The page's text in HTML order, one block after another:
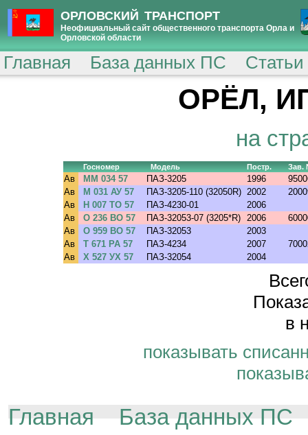
ОРЛОВСКИЙ ТРАНСПОРТ
Неофициальный сайт общественного транспорта Орла и
Орловской области
Главная База данных ПС
ОРЁЛ,
на
Госномер Модель Постр. Зав.
Ав ММ 034 57 ПАЗ-3205 1996
Ав
М 031 АУ 57 ПАЗ-3205-110 (32050R) 2002
Ав
Н 007 ТО 57 ПАЗ-4230-01
2006
Ав
О 236 ВО 57 ПАЗ-32053-07 (3205*R) 2006
Ав
О 959 ВО 57 ПАЗ-32053
2003
Ав
Т 671 РА 57 ПАЗ-4234 2007
Ав
Х 527 УХ 57 ПАЗ-32054 2004
в
показывать
Главная База данных ПС